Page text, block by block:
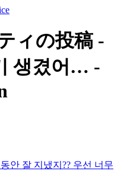
ィの投稿 -
생겼어… -
안 잘 지냈지?? 우선 너무